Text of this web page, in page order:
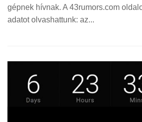
gépnek hívnak. A 43rumors.com
adatot olvashattunk: az...